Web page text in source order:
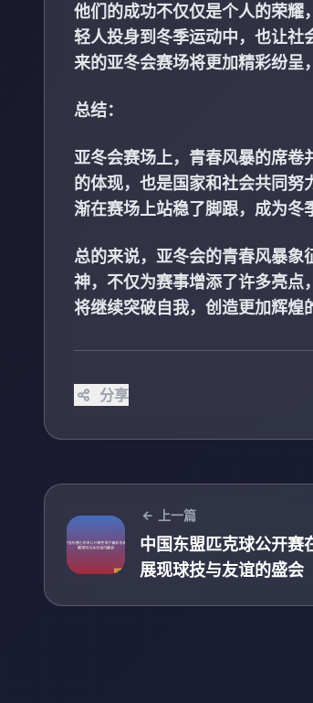
他们的成功不仅仅是个人的荣耀
轻人投身到冬季运动中，也让社
来的亚冬会赛场将更加精彩纷呈
总结：
亚冬会赛场上，青春风暴的席卷
的体现，也是国家和社会共同
渐在赛场上站稳了脚跟，成为冬
总的来说，亚冬会的青春风暴
神，不仅为赛事增添了许多亮点
将继续突破自我，创造更加辉煌
分享
上一篇
中国东盟匹克球公开赛
展现球技与友谊的盛会